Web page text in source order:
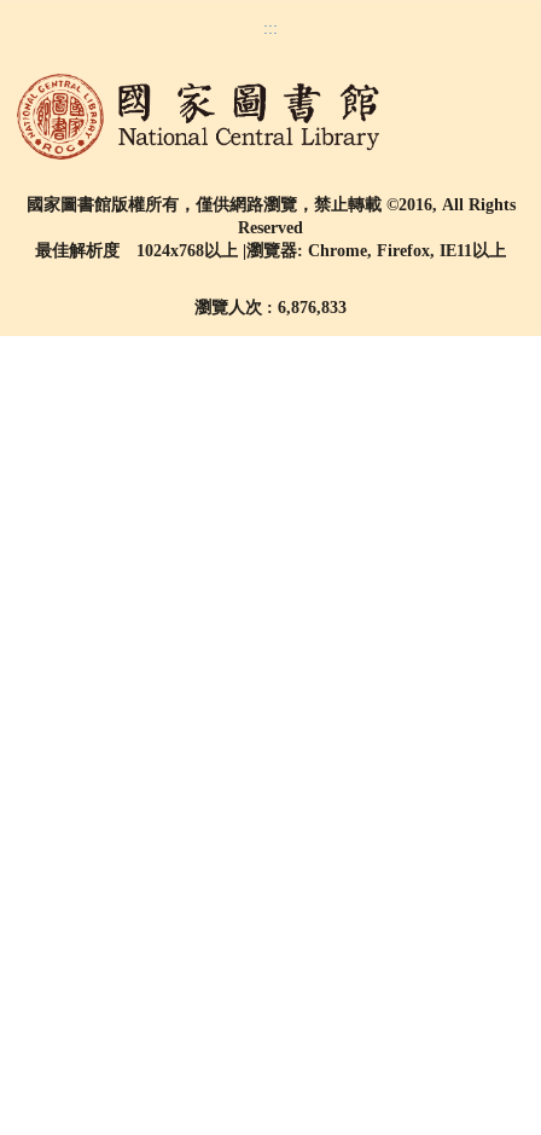
:::
國家圖書館版權所有，僅供網路瀏覽，禁止轉載 ©2016, All Rights
Reserved
最佳解析度 1024x768以上 |瀏覽器: Chrome, Firefox, IE11以上
瀏覽人次 : 6,876,833